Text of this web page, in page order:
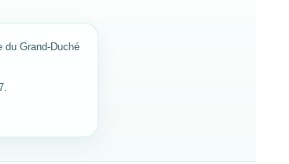
du Grand-Duché